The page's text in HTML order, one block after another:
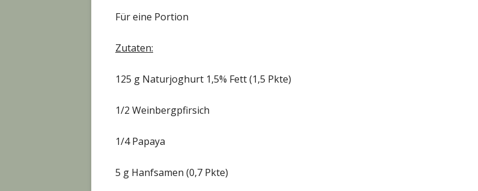
Für eine Portion
Zutaten:
125 g Naturjoghurt 1,5% Fett (1,5 Pkte)
1/2 Weinbergpfirsich
1/4 Papaya
5 g Hanfsamen (0,7 Pkte)